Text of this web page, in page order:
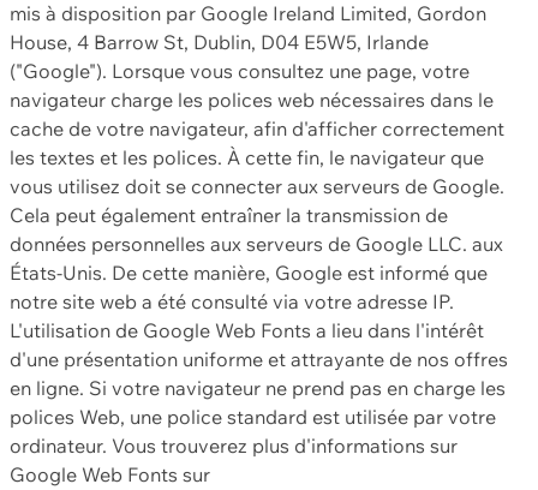
mis à disposition par Google Ireland Limited, Gordon
House, 4 Barrow St, Dublin, D04 E5W5, Irlande
("Google"). Lorsque vous consultez une page, votre
navigateur charge les polices web nécessaires dans le
cache de votre navigateur, afin d'afficher correctement
les textes et les polices. À cette fin, le navigateur que
vous utilisez doit se connecter aux serveurs de Google.
Cela peut également entraîner la transmission de
données personnelles aux serveurs de Google LLC. aux
États-Unis. De cette manière, Google est informé que
notre site web a été consulté via votre adresse IP.
L'utilisation de Google Web Fonts a lieu dans l'intérêt
d'une présentation uniforme et attrayante de nos offres
en ligne. Si votre navigateur ne prend pas en charge les
polices Web, une police standard est utilisée par votre
ordinateur. Vous trouverez plus d'informations sur
Google Web Fonts sur